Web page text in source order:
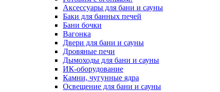
Аксессуары для бани и сауны
Баки для банных печей
Бани бочки
Вагонка
Двери для бани и сауны
Дровяные печи
Дымоходы для бани и сауны
ИК-оборудование
Камни, чугунные ядра
Освещение для бани и сауны